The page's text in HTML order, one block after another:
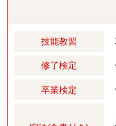
技能教習
修了検定
卒業検定